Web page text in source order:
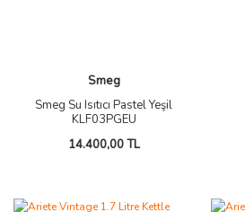
Smeg
Smeg Su Isıtıcı Pastel Yeşil
KLF03PGEU
14.400,00 TL